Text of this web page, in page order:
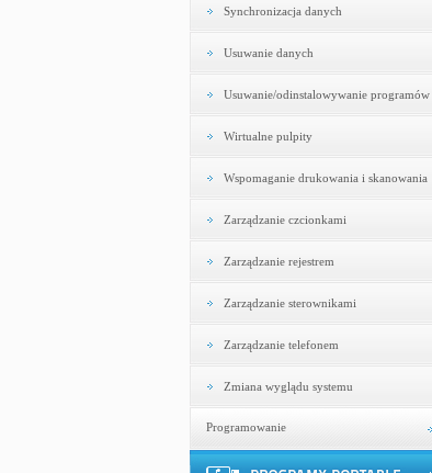
Synchronizacja danych
Usuwanie danych
Usuwanie/odinstalowywanie programów
Wirtualne pulpity
Wspomaganie drukowania i skanowania
Zarządzanie czcionkami
Zarządzanie rejestrem
Zarządzanie sterownikami
Zarządzanie telefonem
Zmiana wyglądu systemu
Programowanie